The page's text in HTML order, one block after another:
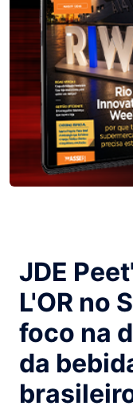
JDE
L'OR no
foco na
da